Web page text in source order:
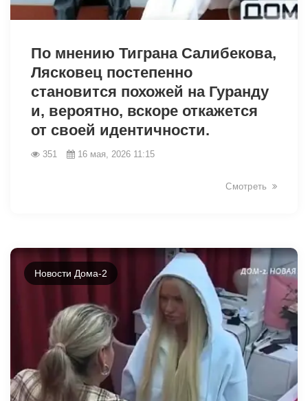
По мнению Тиграна Салибекова,
Лясковец постепенно
становится похожей на Гуранду
и, вероятно, вскоре откажется
от своей идентичности.
351 16 мая, 2026 11:15
Смотреть
Новости Дома-2